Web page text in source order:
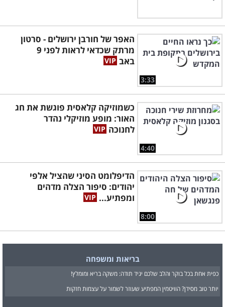
3:33
האפר של חורבן ירושלים - סרטון
מרתק שכדאי לראות לפני 9
באב
4:40
כשמוזיקה קלאסית פוגשת את חג
האור: מופע מוזיקלי נהדר
לחנוכה
8:00
הדיפלומט הסיני שהציל אלפי
יהודים: סיפור הצלה מדהים
ומפתיע...
בריאות ומשפחה
כפית אחת בכל בוקר והלב שלכם יגיד תודה: משקה בריא ומומלץ!
יותר טוב מסידן? הוויטמין המפתיע שעוזר לשמור על עצמות חזקות